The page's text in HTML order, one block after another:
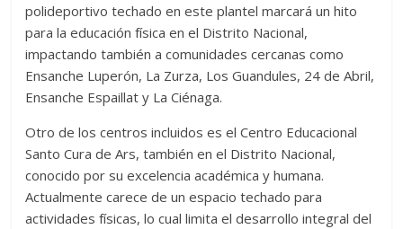
polideportivo techado en este plantel marcará un hito
para la educación física en el Distrito Nacional,
impactando también a comunidades cercanas como
Ensanche Luperón, La Zurza, Los Guandules, 24 de Abril,
Ensanche Espaillat y La Ciénaga.
Otro de los centros incluidos es el Centro Educacional
Santo Cura de Ars, también en el Distrito Nacional,
conocido por su excelencia académica y humana.
Actualmente carece de un espacio techado para
actividades físicas, lo cual limita el desarrollo integral del